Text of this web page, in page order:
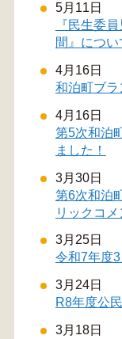
5月11日
『民生委
間』につい
4月16日
和泊町ブラ
4月16日
第5次和泊
ました！
3月30日
第6次和泊
リックコ
3月25日
令和7年度
3月24日
R8年度公
3月18日